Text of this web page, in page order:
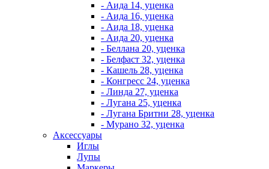
- Аида 14, уценка
- Аида 16, уценка
- Аида 18, уценка
- Аида 20, уценка
- Беллана 20, уценка
- Белфаст 32, уценка
- Кашель 28, уценка
- Конгресс 24, уценка
- Линда 27, уценка
- Лугана 25, уценка
- Лугана Бритни 28, уценка
- Мурано 32, уценка
Аксессуары
Иглы
Лупы